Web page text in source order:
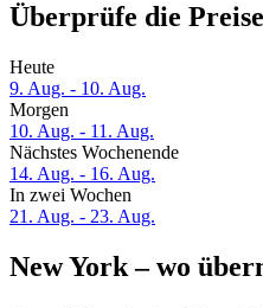
Überprüfe die
Heute
9. Aug. - 10. Aug.
Morgen
10. Aug. - 11. Aug.
Nächstes Wochenende
14. Aug. - 16. Aug.
In zwei Wochen
21. Aug. - 23. Aug.
New York – wo